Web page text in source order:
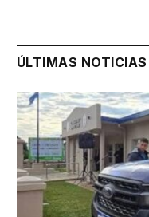
ÚLTIMAS NOTICIAS